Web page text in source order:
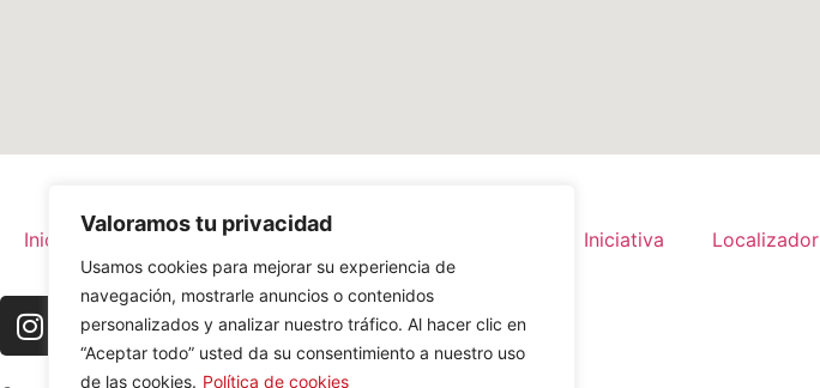
Valoramos tu privacidad
Usamos cookies para mejorar su experiencia de
navegación, mostrarle anuncios o contenidos
personalizados y analizar nuestro tráfico. Al hacer clic en
“Aceptar todo” usted da su consentimiento a nuestro uso
de las cookies. Política de cookies
Inicio Municipios Espectáculo Iniciativa Localizador